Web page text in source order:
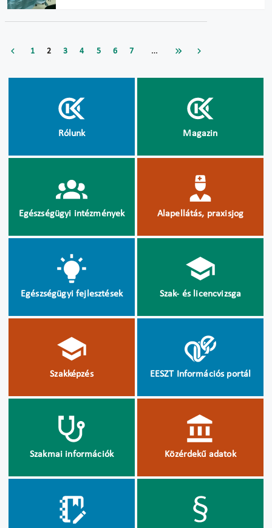
1 2 3 4 5 6 7 …
Rólunk Magazin
Egészségügyi intézmények Alapellátás, praxisjog
Egészségügyi fejlesztések Szak- és licencvizsga
Szakképzés EESZT Információs portál
Szakmai információk Közérdekű adatok